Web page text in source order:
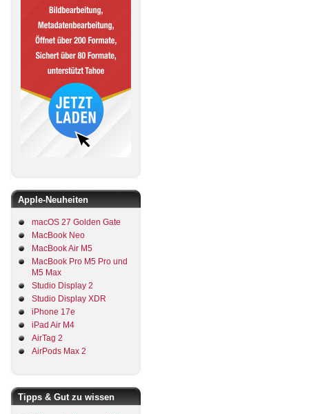
Apple-Neuheiten
macOS 27 Golden Gate
MacBook Neo
MacBook Air M5
MacBook Pro M5 Pro und
M5 Max
Studio Display 2
Studio Display XDR
iPhone 17e
iPad Air M4
AirTag 2
AirPods Max 2
Tipps & Gut zu wissen